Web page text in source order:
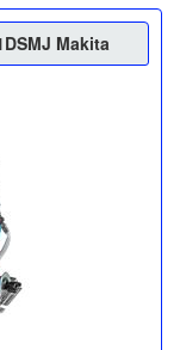
Makita